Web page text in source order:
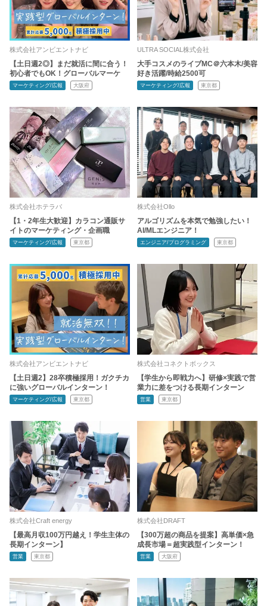
株式会社アンビエントナビ
【土日週2◎】まだ就活に間に合う！
初心者でもOK！グローバルマーケ
マーケティング/広報 大阪府
ULTRA SOCIAL株式会社
大手コスメのライブMC＠六本木/美容
好き活躍/時給2500可
マーケティング/広報 東京都
株式会社ホテラバ
【1・2年生大歓迎】カラコン通販サ
イトのマーケティング・企画職
マーケティング/広報 東京都
株式会社Ollo
アルゴリズムを本気で勉強したい！
AI/MLエンジニア！
エンジニア/プログラミング 東京都
株式会社アンビエントナビ
【土日週2】28卒積極採用！ガクチカ
に強いグローバルインターン！
マーケティング/広報 東京都
株式会社コネクトボックス
【学生から即戦力へ】研修×実践で営
業力に差をつける長期インターン
営業 東京都
株式会社Craft energy
【最高月収100万円越え！学生主体の
長期インターン】
営業 東京都
株式会社DRAFT
【300万超の商品を提案】高単価×急
成長市場＝超実践型インターン！
営業 大阪府